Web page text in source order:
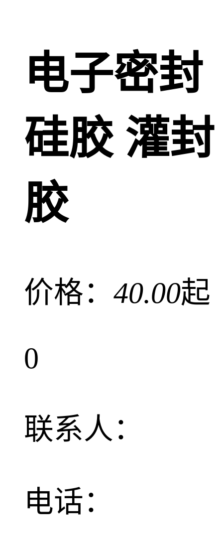
电子密封
硅胶 灌封
胶
价格： 40.00起
0
联系人：
电话：